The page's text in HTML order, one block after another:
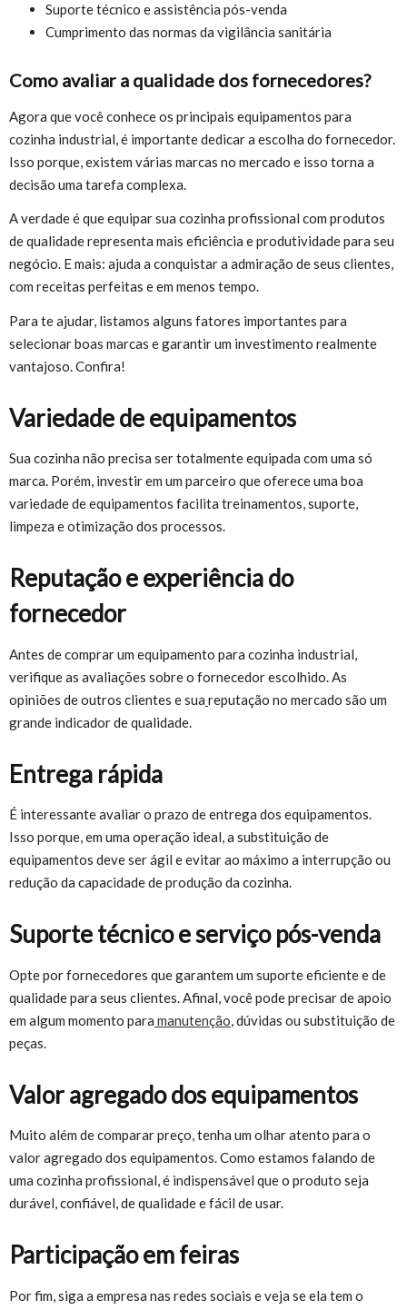
Suporte técnico e assistência pós-venda
Cumprimento das normas da vigilância sanitária
Como avaliar a qualidade dos fornecedores?
Agora que você conhece os principais equipamentos para
cozinha industrial, é importante dedicar a escolha do fornecedor.
Isso porque, existem várias marcas no mercado e isso torna a
decisão uma tarefa complexa.
A verdade é que equipar sua cozinha profissional com produtos
de qualidade representa mais eficiência e produtividade para seu
negócio. E mais: ajuda a conquistar a admiração de seus clientes,
com receitas perfeitas e em menos tempo.
Para te ajudar, listamos alguns fatores importantes para
selecionar boas marcas e garantir um investimento realmente
vantajoso. Confira!
Variedade de equipamentos
Sua cozinha não precisa ser totalmente equipada com uma só
marca. Porém, investir em um parceiro que oferece uma boa
variedade de equipamentos facilita treinamentos, suporte,
limpeza e otimização dos processos.
Reputação e experiência do
fornecedor
Antes de comprar um equipamento para cozinha industrial,
verifique as avaliações sobre o fornecedor escolhido. As
opiniões de outros clientes e sua reputação no mercado são um
grande indicador de qualidade.
Entrega rápida
É interessante avaliar o prazo de entrega dos equipamentos.
Isso porque, em uma operação ideal, a substituição de
equipamentos deve ser ágil e evitar ao máximo a interrupção ou
redução da capacidade de produção da cozinha.
Suporte técnico e serviço pós-venda
Opte por fornecedores que garantem um suporte eficiente e de
qualidade para seus clientes. Afinal, você pode precisar de apoio
em algum momento para manutenção, dúvidas ou substituição de
peças.
Valor agregado dos equipamentos
Muito além de comparar preço, tenha um olhar atento para o
valor agregado dos equipamentos. Como estamos falando de
uma cozinha profissional, é indispensável que o produto seja
durável, confiável, de qualidade e fácil de usar.
Participação em feiras
Por fim, siga a empresa nas redes sociais e veja se ela tem o